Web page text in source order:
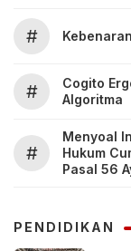
#
#
Cogito
Algoritma
#
Menyoal
Hukum
Pasal 56
PENDIDIKAN